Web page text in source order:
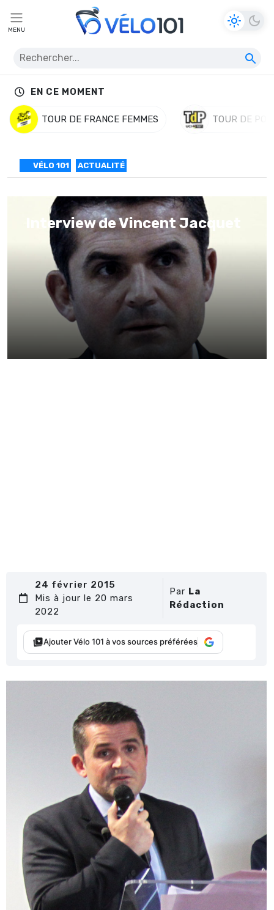
MENU
EN CE MOMENT
TOUR DE FRANCE FEMMES TOUR DE
VÉLO 101 ACTUALITÉ
Interview de Vincent Jacquet
24 février 2015
Mis à jour le 20 mars
2022
Par La
Rédaction
Ajouter Vélo 101 à vos sources préférées